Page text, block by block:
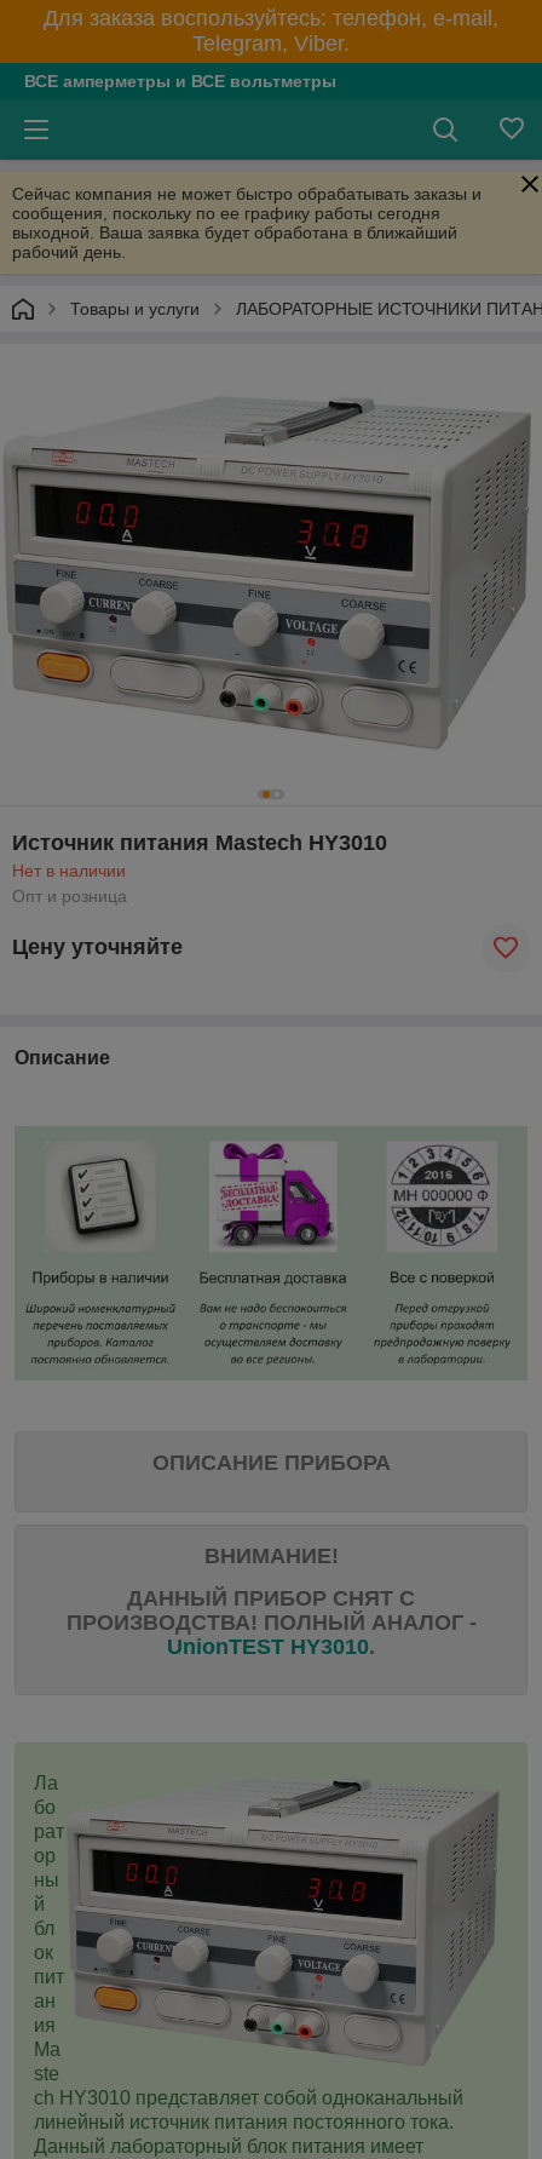
Для заказа воспользуйтесь: телефон, e-mail,
Telegram, Viber.
ВСЕ амперметры и ВСЕ вольтметры
Сейчас компания не может быстро обрабатывать заказы и
сообщения, поскольку по ее графику работы сегодня
выходной. Ваша заявка будет обработана в ближайший
рабочий день.
Товары и услуги ЛАБОРАТОРНЫЕ ИСТОЧНИКИ
Источник питания Mastech HY3010
Нет в наличии
Опт и розница
Цену уточняйте
Описание
ОПИСАНИЕ ПРИБОРА
ВНИМАНИЕ!
ДАННЫЙ ПРИБОР СНЯТ С
ПРОИЗВОДСТВА! ПОЛНЫЙ АНАЛОГ -
UnionTEST HY3010.
Ла
бо
рат
ор
ны
й
бл
ок
пит
ан
ия
Ma
ste
ch HY3010 представляет собой одноканальный
линейный источник питания постоянного тока.
Данный лабораторный блок питания имеет